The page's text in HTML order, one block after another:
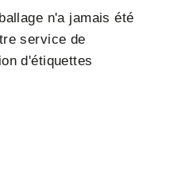
n'a jamais été
service de
d'étiquettes